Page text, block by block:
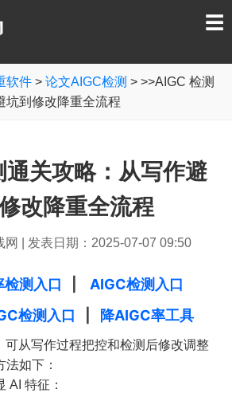
☰
软件 > 论文AIGC检测 > >>AIGC 检测
坑到修改降重全流程
关攻略：从写作避
改降重全流程
网 发表日期：2025-07-07 09:50
测入口
AIGC检测入口
检测入口 降AIGC率工具
可从写作过程把控和检测后修改调整
如下：
AI 特征：